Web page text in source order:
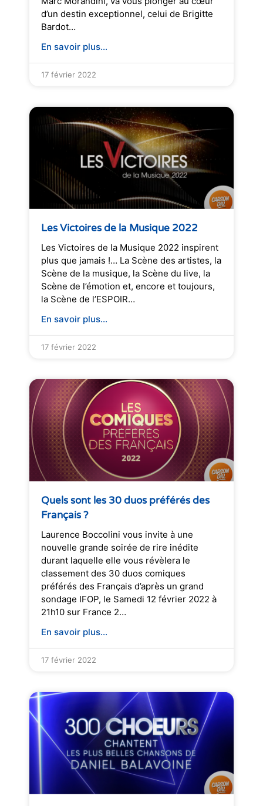
d’un destin exceptionnel, celui de Brigitte
Bardot…
En savoir plus...
17 février 2022
Les Victoires de la Musique 2022
Les Victoires de la Musique 2022 inspirent
plus que jamais !… La Scène des artistes, la
Scène de la musique, la Scène du live, la
Scène de l’émotion et, encore et toujours,
la Scène de l’ESPOIR…
En savoir plus...
17 février 2022
Quels sont les 30 duos préférés des
Français ?
Laurence Boccolini vous invite à une
nouvelle grande soirée de rire inédite
durant laquelle elle vous révèlera le
classement des 30 duos comiques
préférés des Français d’après un grand
sondage IFOP, le Samedi 12 février 2022 à
21h10 sur France 2…
En savoir plus...
17 février 2022